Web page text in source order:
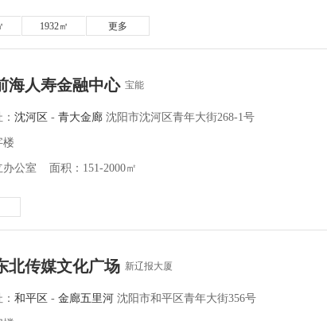
1932㎡ 更多
海人寿金融中心宝能
沈河区 - 青大金廊 沈阳市沈河区青年大街268-1号
楼
办公室 面积：151-2000㎡
北传媒文化广场 新辽报大厦
和平区 - 金廊五里河 沈阳市和平区青年大街356号